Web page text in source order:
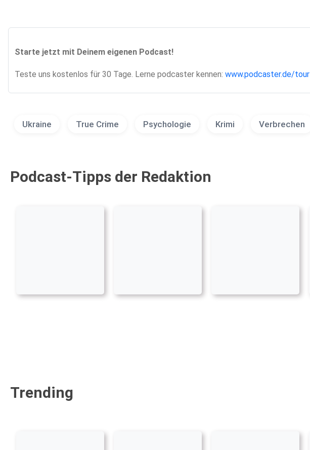
Starte jetzt mit Deinem eigenen Podcast!
Teste uns kostenlos für 30 Tage. Lerne podcaster kennen: www.podcaster.de/tour
Ukraine True Crime Psychologie Krimi Verbrechen
Podcast-Tipps der Redaktion
Trending